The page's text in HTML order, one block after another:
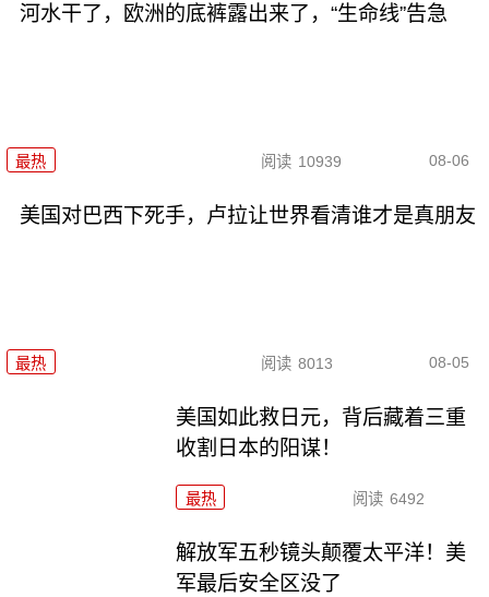
河水干了，欧洲的底裤露出来了，“生命线”告急
最热 阅读 10939 08-06
美国对巴西下死手，卢拉让世界看清谁才是真朋友
最热 阅读 8013 08-05
美国如此救日元，背后藏着三重
收割日本的阳谋！
最热 阅读 6492
解放军五秒镜头颠覆太平洋！美
军最后安全区没了